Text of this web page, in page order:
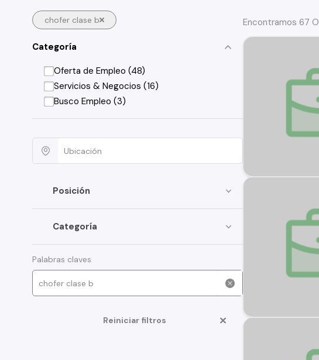
chofer clase b
Categoría
Oferta de Empleo (48)
Servicios & Negocios (16)
Busco Empleo (3)
Posición
Categoría
Palabras claves
Reiniciar filtros
Encontramos 67